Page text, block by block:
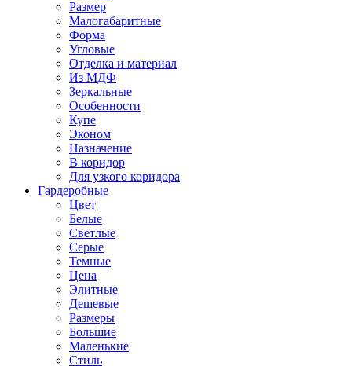
Размер
Малогабаритные
Форма
Угловые
Отделка и материал
Из МДФ
Зеркальные
Особенности
Купе
Эконом
Назначение
В коридор
Для узкого коридора
Гардеробные
Цвет
Белые
Светлые
Серые
Темные
Цена
Элитные
Дешевые
Размеры
Большие
Маленькие
Стиль